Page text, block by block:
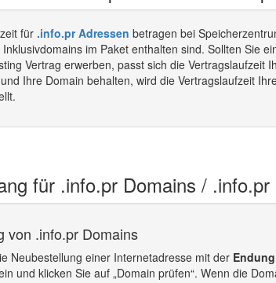
für .info.pr Adressen betragen bei
im Paket enthalten sind. Sollten Sie
Vertrag erwerben, passt sich die Vertragslaufzeit
Ihre Domain behalten, wird die Vertragslaufzeit
für .info.pr Domains /
von .info.pr Domains
Neubestellung einer Internetadresse mit der
und klicken Sie auf „Domain prüfen“. Wenn die